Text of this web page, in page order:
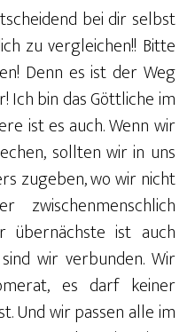
bei dir selbst
zu vergleichen!! Bitte
Denn es ist der Weg
Ich bin das Göttliche im
ist es auch. Wenn wir
sollten wir in uns
zugeben, wo wir nicht
zwischenmenschlich
übernächste ist auch
wir verbunden. Wir
es darf keiner
Und wir passen alle im